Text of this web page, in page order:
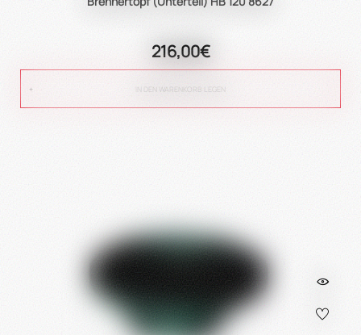
216,00€
IN DEN WARENKORB LEGEN